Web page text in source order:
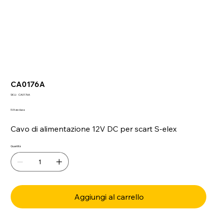
CA0176A
SKU: SKU
CA0176A
IVA esclusa
Cavo di alimentazione 12V DC per scart S-elex
Quantità
Aggiungi al carrello